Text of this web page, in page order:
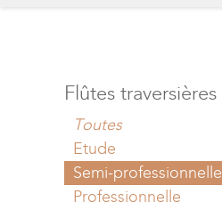
Flûtes traversières
Toutes
Etude
Semi-professionnelle
Professionnelle